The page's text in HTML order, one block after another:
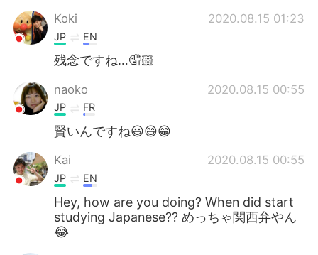
Koki 2020.08.15 01:23
JP EN
残念ですね…🤦🏻
naoko 2020.08.15 00:55
JP FR
賢いんですね😃😄😁
Kai 2020.08.15 00:55
JP EN
Hey, how are you doing? When did start
studying Japanese?? めっちゃ関西弁やん
😂